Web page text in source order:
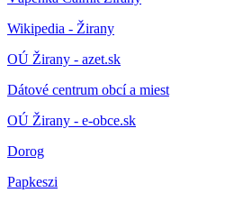
Wikipedia - Žirany
OÚ Žirany - azet.sk
Dátové centrum obcí a miest
OÚ Žirany - e-obce.sk
Dorog
Papkeszi